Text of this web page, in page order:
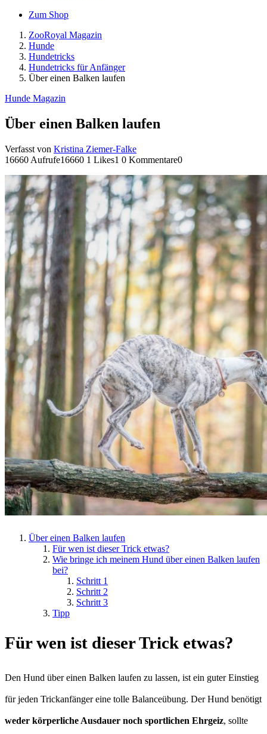
Zum Shop
ZooRoyal Magazin
Hunde
Hundetricks
Hundetricks für Anfänger
Über einen Balken laufen
Hunde Magazin
Über einen Balken laufen
Verfasst von Kristina Ziemer-Falke
16660 Aufrufe16660 1 Likes1 0 Kommentare0
Über einen Balken laufen
Für wen ist dieser Trick etwas?
Wie bringe ich meinem Hund über einen Balken laufen
bei?
Schritt 1
Schritt 2
Schritt 3
Tipp
Für wen ist dieser Trick etwas?
Den Hund über einen Balken laufen zu lassen, ist ein guter Einstieg
für jeden Trickanfänger eine tolle Balanceübung. Der Hund benötigt
weder körperliche Ausdauer noch sportlichen Ehrgeiz, sollte